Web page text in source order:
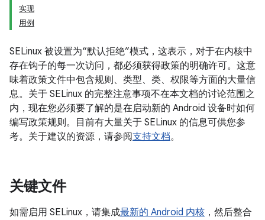
实现
用例
SELinux 被设置为“默认拒绝”模式，这表示，对于在内核中
存在钩子的每一次访问，都必须获得政策的明确许可。这意
味着政策文件中包含规则、类型、类、权限等方面的大量信
息。关于 SELinux 的完整注意事项不在本文档的讨论范围之
内，现在您必须要了解的是在启动新的 Android 设备时如何
编写政策规则。目前有大量关于 SELinux 的信息可供您参
考。关于建议的资源，请参阅支持文档。
关键文件
如需启用 SELinux，请集成最新的 Android 内核 ，然后整合